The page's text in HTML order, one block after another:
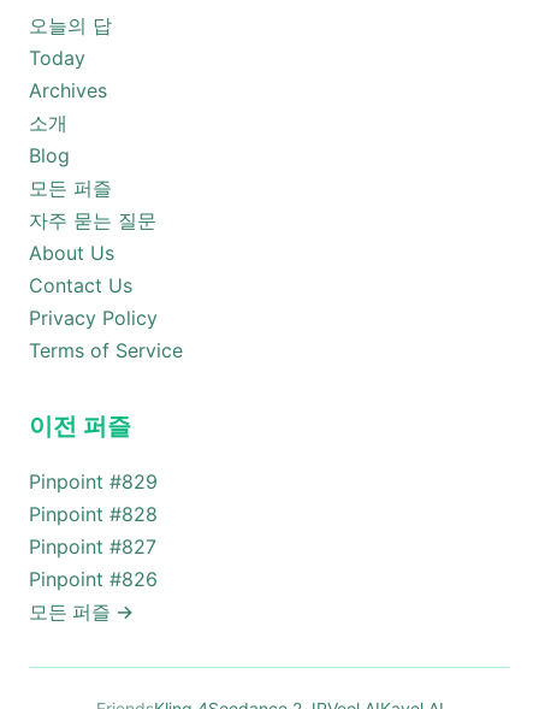
오늘의 답
Today
Archives
소개
Blog
모든 퍼즐
자주 묻는 질문
About Us
Contact Us
Privacy Policy
Terms of Service
이전 퍼즐
Pinpoint #829
Pinpoint #828
Pinpoint #827
Pinpoint #826
모든 퍼즐 →